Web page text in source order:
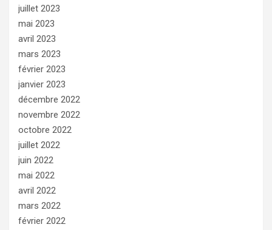
juillet 2023
mai 2023
avril 2023
mars 2023
février 2023
janvier 2023
décembre 2022
novembre 2022
octobre 2022
juillet 2022
juin 2022
mai 2022
avril 2022
mars 2022
février 2022